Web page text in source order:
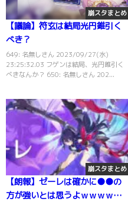
崩スタまとめ
【議論】符玄は結局光円錐引く
べき？
649: 名無しさん 2023/09/27(水)
23:25:32.03 フゲンは結局、光円錐引く
べきなんか？ 650: 名無しさん 202...
崩スタまとめ
【朗報】ゼーレは確かに●●の
方が強いとは思うよｗｗｗｗｗ